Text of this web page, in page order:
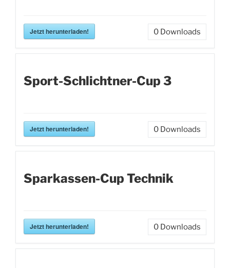
Jetzt herunterladen! 0 Downloads
Sport-Schlichtner-Cup 3
Jetzt herunterladen! 0 Downloads
Sparkassen-Cup Technik
Jetzt herunterladen! 0 Downloads